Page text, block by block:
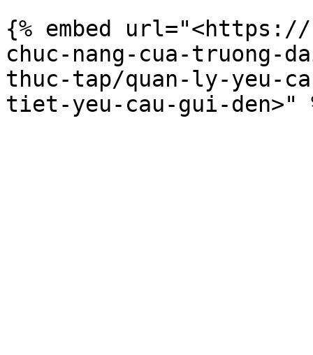
{% embed
chuc-nang-cua-truong-
thuc-tap/quan-ly-yeu-